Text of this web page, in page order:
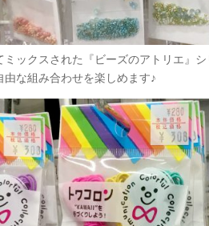
ミックスされた『ビーズのアトリエ』シ
由な組み合わせを楽しめます♪